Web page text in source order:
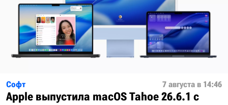
Софт 7 августа в 14:46
Apple выпустила macOS Tahoe 26.6.1 с